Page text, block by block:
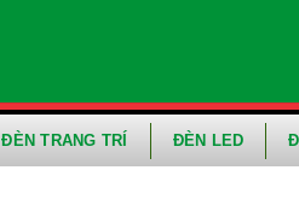
ĐÈN TRANG TRÍ ĐÈN LED